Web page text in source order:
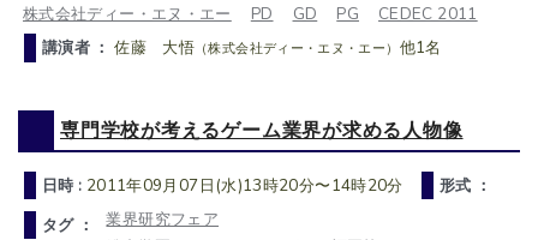
株式会社ディー・エヌ・エー
PD GD PG
CEDEC 2011
講演者 ：佐藤 大悟 （株式会社ディー・エヌ・エー） 他1名
専門学校が考えるゲーム業界が求める人物像
日時 : 2011年09月07日(水)13時20分〜14時20分
形式 ：
タグ ：
業界研究フェア